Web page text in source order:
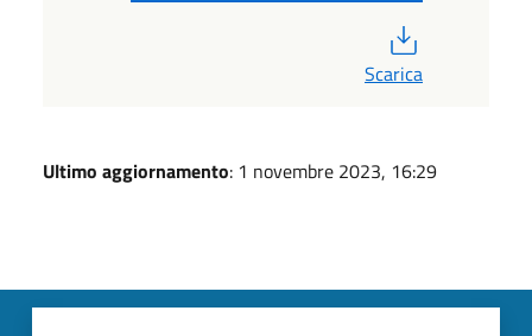
Scarica
Ultimo aggiornamento: 1 novembre 2023, 16:29